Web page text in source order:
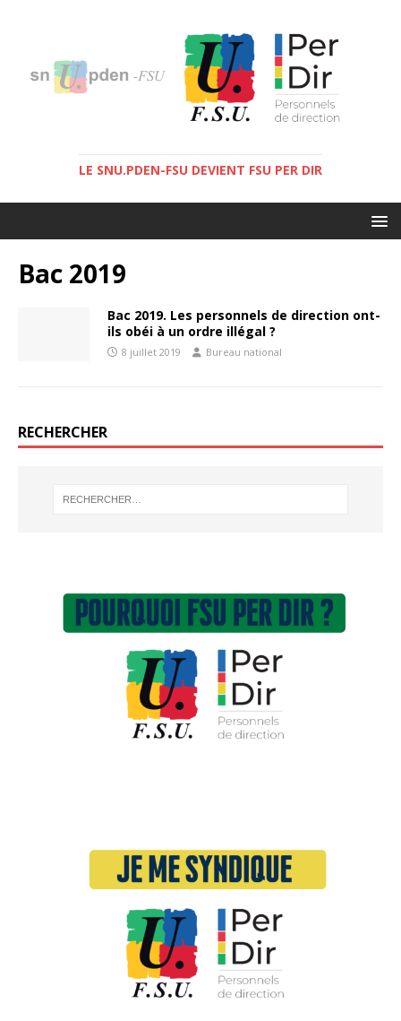
LE SNU.PDEN-FSU DEVIENT FSU PER DIR
Bac 2019
Bac 2019. Les personnels de direction ont-
ils obéi à un ordre illégal ?
8 juillet 2019 Bureau national
RECHERCHER